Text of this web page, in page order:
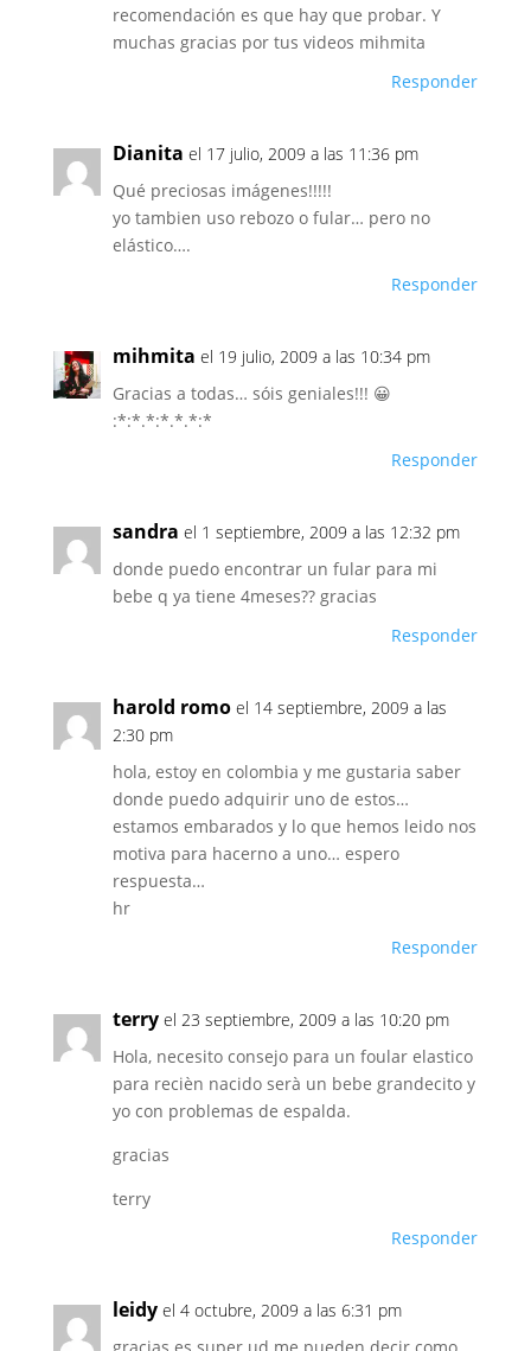
recomendación es que hay que probar. Y
muchas gracias por tus videos mihmita
Responder
Dianita el 17 julio, 2009 a las 11:36 pm
Qué preciosas imágenes!!!!!
yo tambien uso rebozo o fular… pero no
elástico….
Responder
mihmita el 19 julio, 2009 a las 10:34 pm
Gracias a todas… sóis geniales!!! 😀
:*:*.*:*.*.*:*
Responder
sandra el 1 septiembre, 2009 a las 12:32 pm
donde puedo encontrar un fular para mi
bebe q ya tiene 4meses?? gracias
Responder
harold romo el 14 septiembre, 2009 a las
2:30 pm
hola, estoy en colombia y me gustaria saber
donde puedo adquirir uno de estos…
estamos embarados y lo que hemos leido nos
motiva para hacerno a uno… espero
respuesta…
hr
Responder
terry el 23 septiembre, 2009 a las 10:20 pm
Hola, necesito consejo para un foular elastico
para recièn nacido serà un bebe grandecito y
yo con problemas de espalda.
gracias
terry
Responder
leidy el 4 octubre, 2009 a las 6:31 pm